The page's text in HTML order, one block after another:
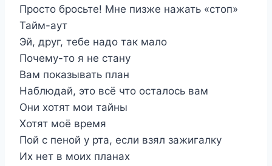
Просто бросьте! Мне пизже нажать «стоп»
Тайм-аут
Эй, друг, тебе надо так мало
Почему-то я не стану
Вам показывать план
Наблюдай, это всё что осталось вам
Они хотят мои тайны
Хотят моё время
Пой с пеной у рта, если взял зажигалку
Их нет в моих планах